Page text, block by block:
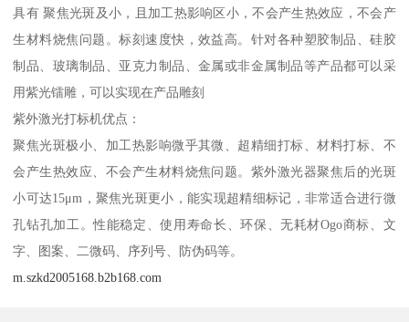
具有 聚焦光斑及小，且加工热影响区小，不会产生热效应，不会产
生材料烧焦问题。标刻速度快，效益高。针对各种塑胶制品、硅胶
制品、玻璃制品、亚克力制品、金属或非金属制品等产品都可以采
用紫光镭雕，可以实现在产品雕刻
紫外激光打标机优点：
聚焦光斑极小、加工热影响微乎其微、超精细打标、材料打标、不
会产生热效应、不会产生材料烧焦问题。紫外激光器聚焦后的光斑
小可达15μm，聚焦光斑更小，能实现超精细标记，非常适合进行微
孔钻孔加工。性能稳定、使用寿命长、环保、无耗材Ogo商标、文
字、图案、二微码、序列号、防伪码等。
m.szkd2005168.b2b168.com